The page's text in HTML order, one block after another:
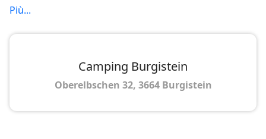
Più...
Camping Burgistein
Oberelbschen 32, 3664 Burgistein